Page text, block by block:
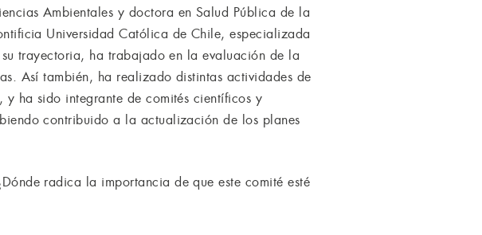
Ambientales y doctora en Salud Pública de la
Universidad Católica de Chile, especializada
trayectoria, ha trabajado en la evaluación de la
Así también, ha realizado distintas actividades de
ha sido integrante de comités científicos y
contribuido a la actualización de los planes
radica la importancia de que este comité esté